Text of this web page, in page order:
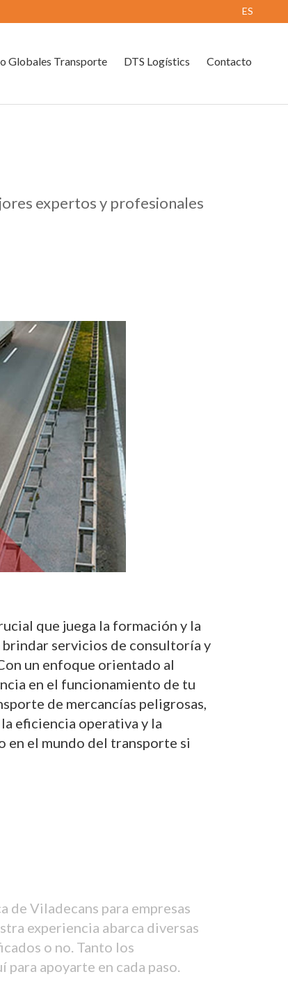
ES
Globales Transporte DTS Logístics Contacto
expertos y profesionales
que juega la formación y la
brindar servicios de consultoría y
un enfoque orientado al
en el funcionamiento de tu
de mercancías peligrosas,
eficiencia operativa y la
en el mundo del transporte si
Viladecans para empresas
experiencia abarca diversas
o no. Tanto los
apoyarte en cada paso.